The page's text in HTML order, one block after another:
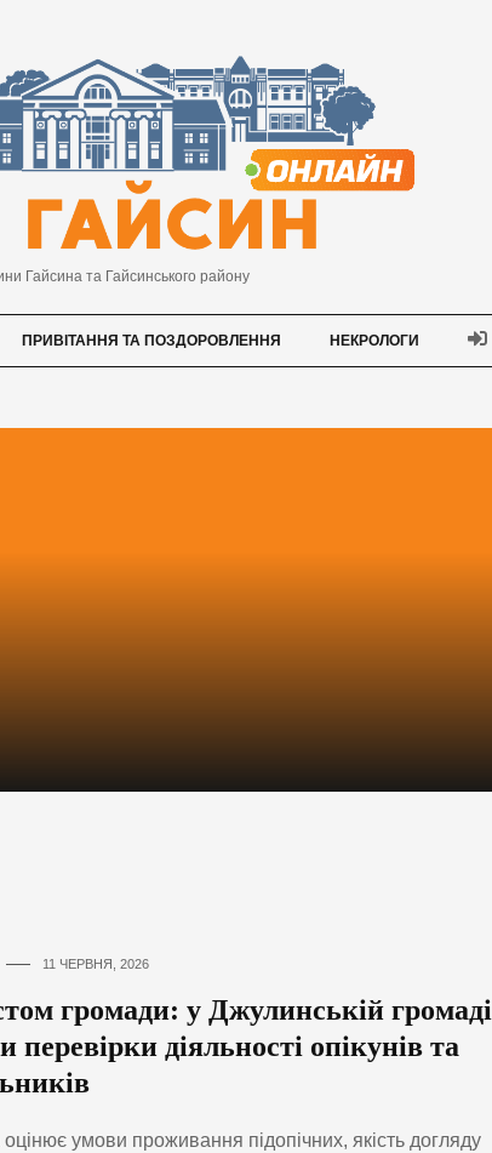
Гайсина та Гайсинського району
ПРИВІТАННЯ ТА ПОЗДОРОВЛЕННЯ НЕКРОЛОГИ
11 ЧЕРВНЯ, 2026
громади: у Джулинській громаді
перевірки діяльності опікунів та
умови проживання підопічних, якість догляду